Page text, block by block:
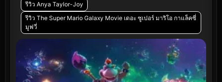
รีวิว Anya Taylor-Joy
รีวิว The Super Mario Galaxy Movie เดอะ ซูเปอร์ มาริโอ กาแล็คซี่
มูฟวี่